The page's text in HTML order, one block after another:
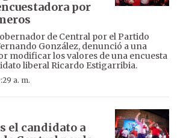
por
de Central por el Partido
González, denunció a una
modificar los valores de una encuesta
liberal Ricardo Estigarribia.
a. m.
el candidato a